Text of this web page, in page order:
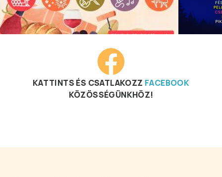
KATTINTS ÉS CSATLAKOZZ FACEBOOK
KÖZÖSSÉGÜNKHÖZ!